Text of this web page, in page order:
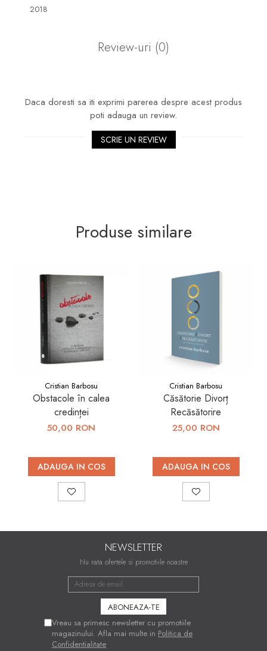
2018
Review-uri (0)
Daca doresti sa iti exprimi parerea despre acest produs
poti adauga un review.
SCRIE UN REVIEW
Produse similare
Cristian Barbosu
Obstacole în calea
credinței
50,00 RON
ADAUGA IN COS
Cristian Barbosu
Căsătorie Divorț
Recăsătorire
25,00 RON
ADAUGA IN COS
NEWSLETTER
Nu rata ofertele si promotiile noastre
Vreau sa primesc newsletter cu promotiile
magazinului. Afla mai multe in Politica de
Confidentialitate